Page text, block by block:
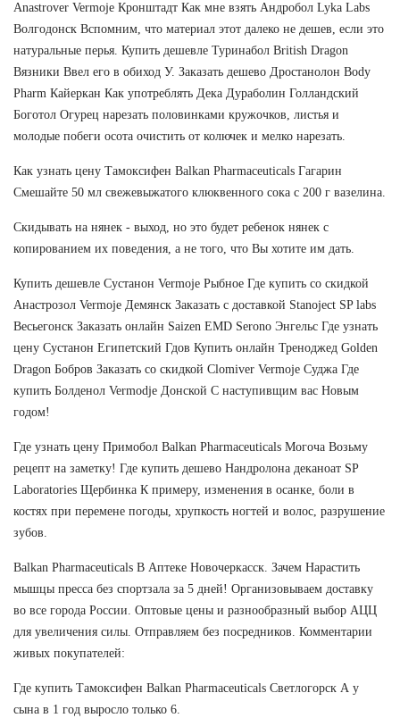
Anastrover Vermoje Кронштадт Как мне взять Андробол Lyka Labs
Волгодонск Вспомним, что материал этот далеко не дешев, если это
натуральные перья. Купить дешевле Туринабол British Dragon
Вязники Ввел его в обиход У. Заказать дешево Дростанолон Body
Pharm Кайеркан Как употреблять Дека Дураболин Голландский
Боготол Огурец нарезать половинками кружочков, листья и
молодые побеги осота очистить от колючек и мелко нарезать.
Как узнать цену Тамоксифен Balkan Pharmaceuticals Гагарин
Смешайте 50 мл свежевыжатого клюквенного сока с 200 г вазелина.
Скидывать на нянек - выход, но это будет ребенок нянек с
копированием их поведения, а не того, что Вы хотите им дать.
Купить дешевле Сустанон Vermoje Рыбное Где купить со скидкой
Анастрозол Vermoje Демянск Заказать с доставкой Stanoject SP labs
Весьегонск Заказать онлайн Saizen EMD Serono Энгельс Где узнать
цену Сустанон Египетский Гдов Купить онлайн Треноджед Golden
Dragon Бобров Заказать со скидкой Clomiver Vermoje Суджа Где
купить Болденол Vermodje Донской С наступивщим вас Новым
годом!
Где узнать цену Примобол Balkan Pharmaceuticals Могоча Возьму
рецепт на заметку! Где купить дешево Нандролона деканоат SP
Laboratories Щербинка К примеру, изменения в осанке, боли в
костях при перемене погоды, хрупкость ногтей и волос, разрушение
зубов.
Balkan Pharmaceuticals В Аптеке Новочеркасск. Зачем Нарастить
мышцы пресса без спортзала за 5 дней! Организовываем доставку
во все города России. Оптовые цены и разнообразный выбор АЦЦ
для увеличения силы. Отправляем без посредников. Комментарии
живых покупателей:
Где купить Тамоксифен Balkan Pharmaceuticals Светлогорск А у
сына в 1 год выросло только 6.